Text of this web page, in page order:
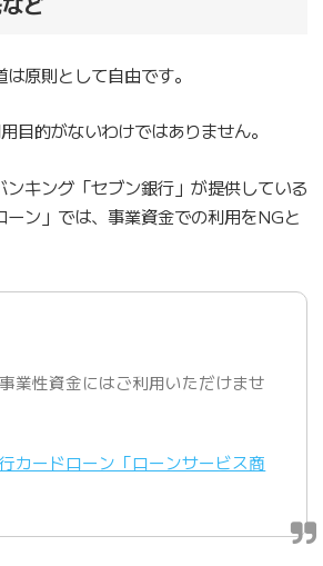
原則として自由です。
目的がないわけではありません。
キング「セブン銀行」が提供している
ーン」では、事業資金での利用をNGと
業性資金にはご利用いただけませ
カードローン「ローンサービス商